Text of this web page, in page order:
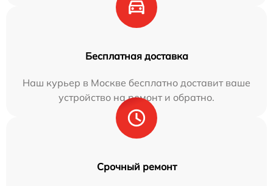
Бесплатная доставка
Наш курьер в Москве бесплатно доставит ваше
устройство на ремонт и обратно.
Срочный ремонт